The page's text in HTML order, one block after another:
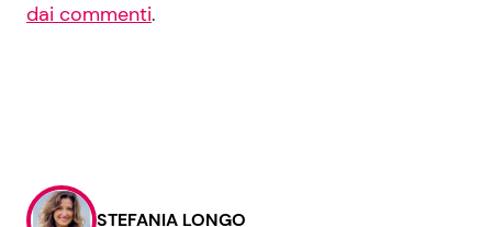
dai commenti.
STEFANIA LONGO